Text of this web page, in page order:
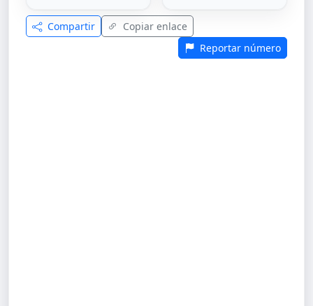
Compartir
Copiar enlace
Reportar número